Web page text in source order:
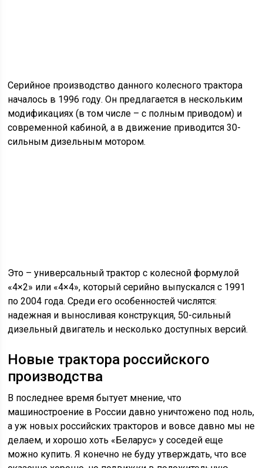
Серийное производство данного колесного трактора
началось в 1996 году. Он предлагается в нескольким
модификациях (в том числе – с полным приводом) и
современной кабиной, а в движение приводится 30-
сильным дизельным мотором.
Это – универсальный трактор с колесной формулой
«4×2» или «4×4», который серийно выпускался с 1991
по 2004 года. Среди его особенностей числятся:
надежная и выносливая конструкция, 50-сильный
дизельный двигатель и несколько доступных версий.
Новые трактора российского
производства
В последнее время бытует мнение, что
машиностроение в России давно уничтожено под ноль,
а уж новых российских тракторов и вовсе давно мы не
делаем, и хорошо хоть «Беларус» у соседей еще
можно купить. Я конечно не буду утверждать, что все